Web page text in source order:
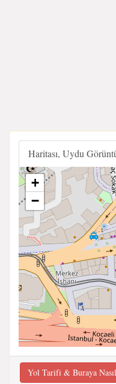
Haritası, Uydu
+
−
Yol Tarifi & Buraya